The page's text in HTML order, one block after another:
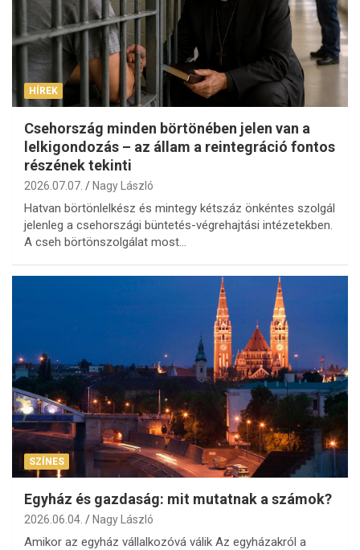
HÍREK
Csehország minden börtönében jelen van a
lelkigondozás – az állam a reintegráció fontos
részének tekinti
2026.07.07. Nagy László
Hatvan börtönlelkész és mintegy kétszáz önkéntes szolgál
jelenleg a csehországi büntetés-végrehajtási intézetekben.
A cseh börtönszolgálat most…
SZÍNES
Egyház és gazdaság: mit mutatnak a számok?
2026.06.04. Nagy László
Amikor az egyház vállalkozóvá válik Az egyházakról a